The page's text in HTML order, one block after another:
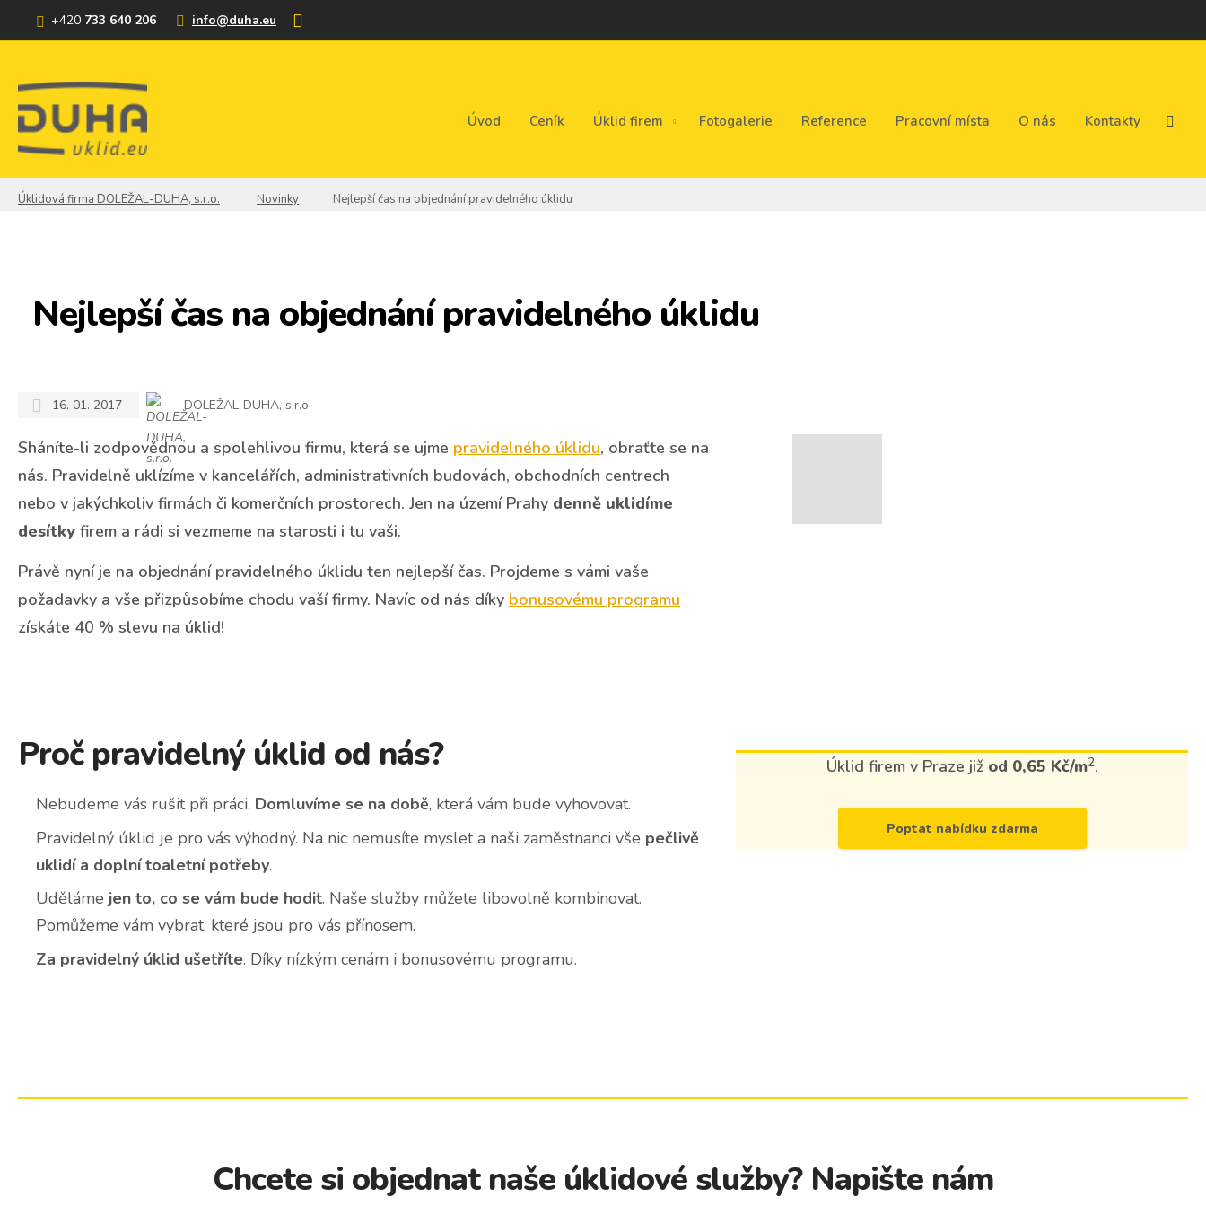
+420 733 640 206 info@duha.eu
Úvod Ceník Úklid firem Fotogalerie Reference Pracovní místa O nás Kontakty
Úklidová firma DOLEŽAL-DUHA, s.r.o. Novinky Nejlepší čas na objednání pravidelného úklidu
Nejlepší čas na objednání pravidelného úklidu
16. 01. 2017 DOLEŽAL-DUHA, s.r.o.
Sháníte-li zodpovědnou a spolehlivou firmu, která se ujme pravidelného úklidu, obraťte se na
nás. Pravidelně uklízíme v kancelářích, administrativních budovách, obchodních centrech
nebo v jakýchkoliv firmách či komerčních prostorech. Jen na území Prahydenně uklidíme
desítkyfirem a rádi si vezmeme na starosti i tu vaši.
Právě nyní je na objednání pravidelného úklidu ten nejlepší čas. Projdeme s vámi vaše
požadavky a vše přizpůsobíme chodu vaší firmy. Navíc od nás díky bonusovému programu
získáte 40 % slevu na úklid!
Proč pravidelný úklid od nás?
Nebudeme vás rušit při práci. Domluvíme se na době, která vám bude vyhovovat.
Pravidelný úklid je pro vás výhodný. Na nic nemusíte myslet a naši zaměstnanci vše pečlivě
uklidí a doplní toaletní potřeby.
Uděláme jen to, co se vám bude hodit. Naše služby můžete libovolně kombinovat.
Pomůžeme vám vybrat, které jsou pro vás přínosem.
Za pravidelný úklid ušetříte. Díky nízkým cenám i bonusovému programu.
Úklid firem v Praze již od 0,65 Kč/m2.
Poptat nabídku zdarma
Chcete si objednat naše úklidové služby? Napište nám